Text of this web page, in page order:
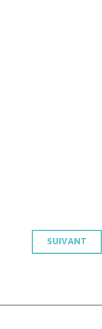
SUIVANT